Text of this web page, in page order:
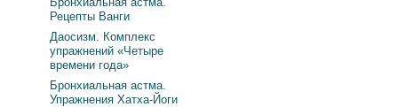
Рецепты Ванги
Даосизм. Комплекс
упражнений «Четыре
времени года»
Бронхиальная астма.
Упражнения Хатха-Йоги